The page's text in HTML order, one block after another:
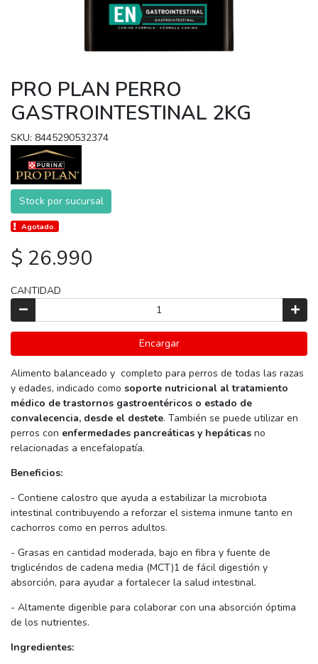
PRO PLAN PERRO
GASTROINTESTINAL 2KG
SKU: 8445290532374
Stock por sucursal
Agotado.
$ 26.990
CANTIDAD
Encargar
Alimento balanceado y completo para perros de todas las razas
y edades, indicado como soporte nutricional al tratamiento
médico de trastornos gastroentéricos o estado de
convalecencia, desde el destete. También se puede utilizar en
perros con enfermedades pancreáticas y hepáticas no
relacionadas a encefalopatía.
Beneficios:
- Contiene calostro que ayuda a estabilizar la microbiota
intestinal contribuyendo a reforzar el sistema inmune tanto en
cachorros como en perros adultos.
- Grasas en cantidad moderada, bajo en fibra y fuente de
triglicéridos de cadena media (MCT)1 de fácil digestión y
absorción, para ayudar a fortalecer la salud intestinal.
- Altamente digerible para colaborar con una absorción óptima
de los nutrientes.
Ingredientes: